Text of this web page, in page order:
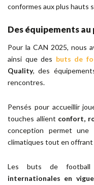
conformes aux plus hauts
Des équipements
Pour la CAN 2025, nous
ainsi que des buts de
Quality, des
rencontres.
Pensés pour accueillir
touches allient confort,
conception permet une
climatiques tout en offrant
Les buts de football
internationales en